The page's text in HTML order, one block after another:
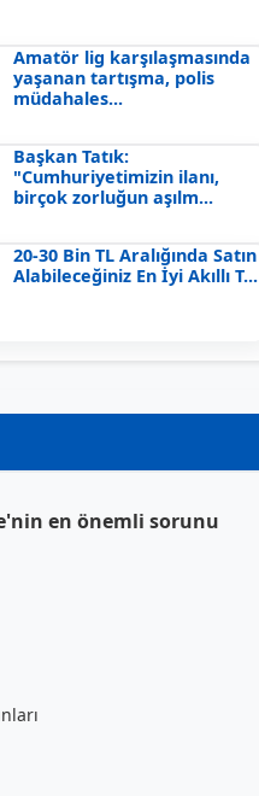
Amatör lig karşılaşmasında
yaşanan tartışma, polis
müdahales...
Başkan Tatık:
"Cumhuriyetimizin ilanı,
birçok zorluğun aşılm...
20-30 Bin TL Aralığında Satın
Alabileceğiniz En İyi Akıllı T...
en önemli sorunu